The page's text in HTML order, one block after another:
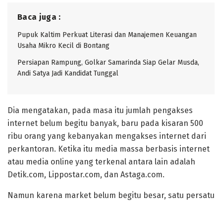
Baca juga :
Pupuk Kaltim Perkuat Literasi dan Manajemen Keuangan
Usaha Mikro Kecil di Bontang
Persiapan Rampung, Golkar Samarinda Siap Gelar Musda,
Andi Satya Jadi Kandidat Tunggal
Dia mengatakan, pada masa itu jumlah pengakses
internet belum begitu banyak, baru pada kisaran 500
ribu orang yang kebanyakan mengakses internet dari
perkantoran. Ketika itu media massa berbasis internet
atau media online yang terkenal antara lain adalah
Detik.com, Lippostar.com, dan Astaga.com.
Namun karena market belum begitu besar, satu persatu